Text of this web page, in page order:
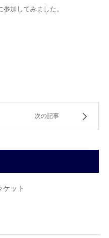
加してみました。
次の記事
ケット